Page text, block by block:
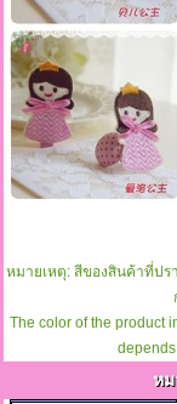
หมายเหตุ: สีของสินค้าที่ปร
The color of the product
หม